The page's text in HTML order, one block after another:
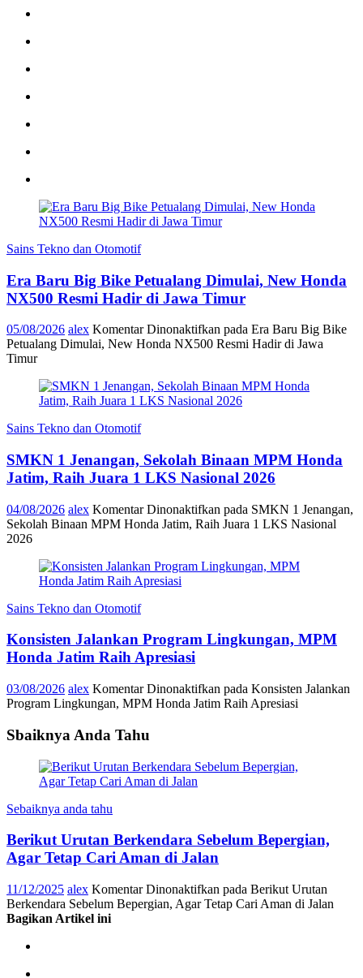
Sains Tekno dan Otomotif
Era Baru Big Bike Petualang Dimulai, New Honda
NX500 Resmi Hadir di Jawa Timur
05/08/2026 alex Komentar Dinonaktifkan pada Era Baru Big Bike
Petualang Dimulai, New Honda NX500 Resmi Hadir di Jawa
Timur
Sains Tekno dan Otomotif
SMKN 1 Jenangan, Sekolah Binaan MPM Honda
Jatim, Raih Juara 1 LKS Nasional 2026
04/08/2026 alex Komentar Dinonaktifkan pada SMKN 1 Jenangan,
Sekolah Binaan MPM Honda Jatim, Raih Juara 1 LKS Nasional
2026
Sains Tekno dan Otomotif
Konsisten Jalankan Program Lingkungan, MPM
Honda Jatim Raih Apresiasi
03/08/2026 alex Komentar Dinonaktifkan pada Konsisten Jalankan
Program Lingkungan, MPM Honda Jatim Raih Apresiasi
Sbaiknya Anda Tahu
Sebaiknya anda tahu
Berikut Urutan Berkendara Sebelum Bepergian,
Agar Tetap Cari Aman di Jalan
11/12/2025 alex Komentar Dinonaktifkan pada Berikut Urutan
Berkendara Sebelum Bepergian, Agar Tetap Cari Aman di Jalan
Bagikan Artikel ini